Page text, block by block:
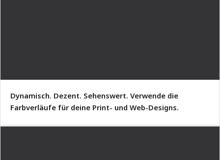
Dynamisch. Dezent. Sehenswert. Verwende die
Farbverläufe für deine Print- und Web-Designs.